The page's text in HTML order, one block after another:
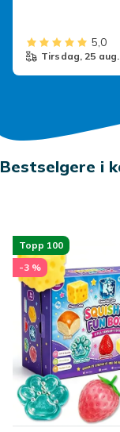
5,0
tirsdag, 25 aug.
Bestselgere i
Topp 100
-3 %